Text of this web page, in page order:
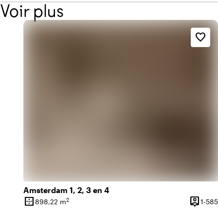
Voir plus
Amsterdam 1, 2, 3 en 4
border_outer
Superficie
898,22 m2 person_pin1-585
favorite_border